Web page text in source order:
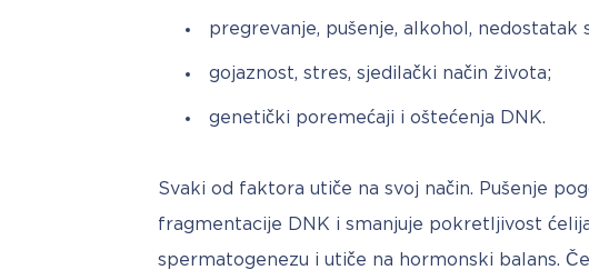
pregrevanje, pušenje, alkohol, nedostatak
gojaznost, stres, sjedilački način života;
genetički poremećaji i oštećenja DNK.
Svaki od faktora utiče na svoj način. Pušenje
fragmentacije DNK i smanjuje pokretljivost
spermatogenezu i utiče na hormonski balans.